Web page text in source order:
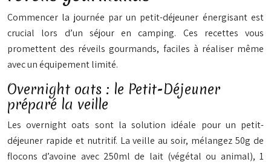
Commencer la journée par un petit-déjeuner énergisant est
crucial lors d’un séjour en camping. Ces recettes vous
promettent des réveils gourmands, faciles à réaliser même
avec un équipement limité.
Overnight oats : le Petit-Déjeuner
préparé la veille
Les overnight oats sont la solution idéale pour un petit-
déjeuner rapide et nutritif. La veille au soir, mélangez 50g de
flocons d’avoine avec 250ml de lait (végétal ou animal), 1